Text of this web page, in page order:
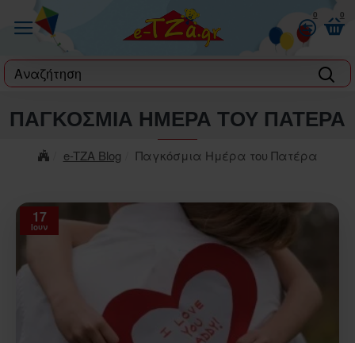
0 0
label
e-TZA Blog Παγκόσμια Ημέρα του Πατέρα
ΠΑΓΚΌΣΜΙΑ ΗΜΈΡΑ ΤΟΥ ΠΑΤΈΡΑ
17
Ιουν